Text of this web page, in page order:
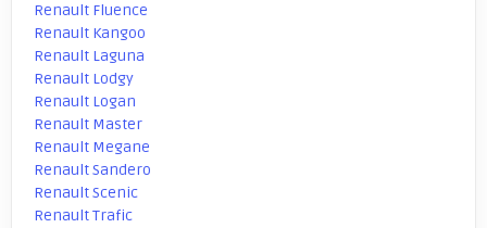
Renault Fluence
Renault Kangoo
Renault Laguna
Renault Lodgy
Renault Logan
Renault Master
Renault Megane
Renault Sandero
Renault Scenic
Renault Trafic